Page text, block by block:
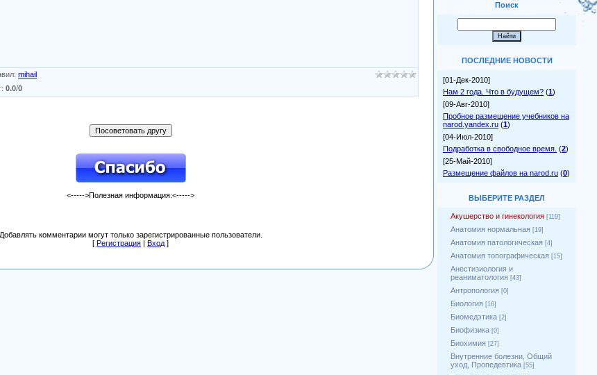
: mihail
: 0.0/0
<----->Полезная информация:<----->
Добавлять комментарии могут только зарегистрированные пользователи.
[ Регистрация | Вход ]
Поиск
ПОСЛЕДНИЕ НОВОСТИ
[01-Дек-2010]
Нам 2 года. Что в будущем? (1)
[09-Авг-2010]
Пробное размещение учебников на
narod.yandex.ru (1)
[04-Июл-2010]
Подработка в свободное время. (2)
[25-Май-2010]
Размещение файлов на narod.ru (0)
ВЫБЕРИТЕ РАЗДЕЛ
Акушерство и гинекология [119]
Анатомия нормальная [19]
Анатомия патологическая [4]
Анатомия топографическая [15]
Анестизиология и
реаниматология [43]
Антропология [0]
Биология [16]
Биомедэтика [2]
Биофизика [0]
Биохимия [27]
Внутренние болезни, Общий
уход, Пропедевтика [55]